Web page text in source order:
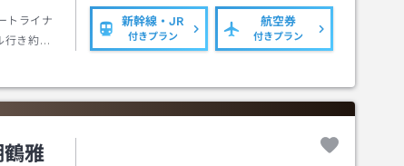
トライナ
行き約１
新幹線・JR
付きプラン
航空券
付きプラン
雅